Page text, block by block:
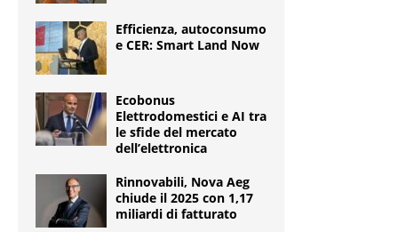
Efficienza, autoconsumo
e CER: Smart Land Now
Ecobonus
Elettrodomestici e AI tra
le sfide del mercato
dell’elettronica
Rinnovabili, Nova Aeg
chiude il 2025 con 1,17
miliardi di fatturato